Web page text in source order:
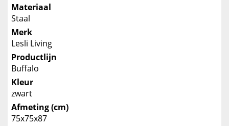
Materiaal
Staal
Merk
Lesli Living
Productlijn
Buffalo
Kleur
zwart
Afmeting (cm)
75x75x87